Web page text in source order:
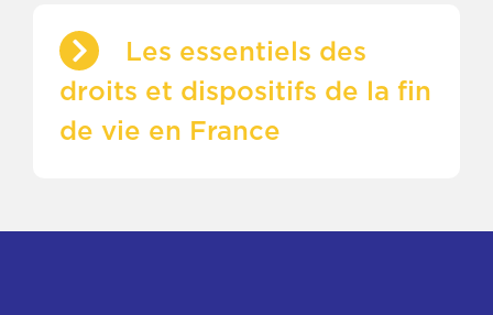
Les essentiels des
droits et dispositifs de la fin
de vie en France